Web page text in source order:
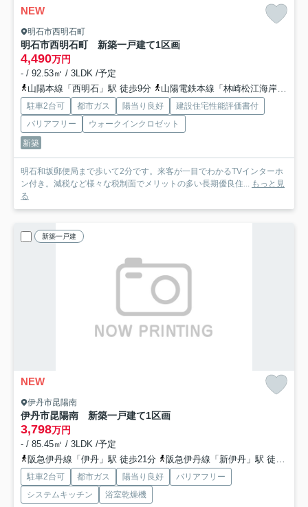
NEW
明石市西明石町
明石市西明石町 新築一戸建て1区画
4,490万円
- / 92.53㎡ / 3LDK /予定
山陽本線「西明石」駅 徒歩9分
山陽電鉄本線「林崎松江海岸」駅 徒歩26分
駐車2台可 都市ガス 陽当り良好
建設住宅性能評価書付
バリアフリー
ウォークインクロゼット
新築
明石和坂郵便局まで歩いて2分です。来客が一目でわかるTVインターホ
ン付き。減税など様々な税制面でメリットの多い長期優良住... もっと見
る
新築一戸建
NEW
伊丹市昆陽南
伊丹市昆陽南 新築一戸建て1区画
3,798万円
- / 85.45㎡ / 3LDK /予定
阪急伊丹線「伊丹」駅 徒歩21分
阪急伊丹線「新伊丹」駅 徒歩21分
駐車2台可 都市ガス 陽当り良好
バリアフリー
システムキッチン
浴室乾燥機